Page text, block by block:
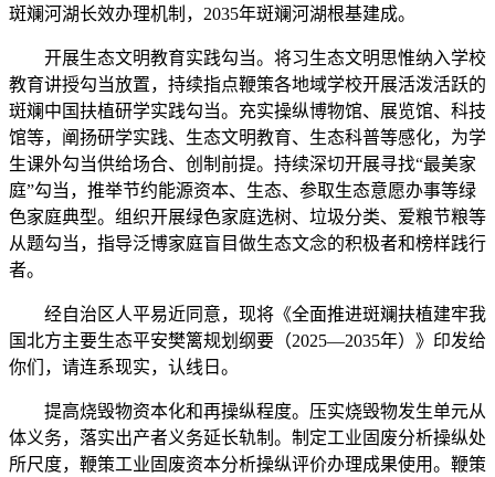
斑斓河湖长效办理机制，2035年斑斓河湖根基建成。
开展生态文明教育实践勾当。将习生态文明思惟纳入学校
教育讲授勾当放置，持续指点鞭策各地域学校开展活泼活跃的
斑斓中国扶植研学实践勾当。充实操纵博物馆、展览馆、科技
馆等，阐扬研学实践、生态文明教育、生态科普等感化，为学
生课外勾当供给场合、创制前提。持续深切开展寻找“最美家
庭”勾当，推举节约能源资本、生态、参取生态意愿办事等绿
色家庭典型。组织开展绿色家庭选树、垃圾分类、爱粮节粮等
从题勾当，指导泛博家庭盲目做生态文念的积极者和榜样践行
者。
经自治区人平易近同意，现将《全面推进斑斓扶植建牢我
国北方主要生态平安樊篱规划纲要（2025—2035年）》印发给
你们，请连系现实，认线日。
提高烧毁物资本化和再操纵程度。压实烧毁物发生单元从
体义务，落实出产者义务延长轨制。制定工业固废分析操纵处
所尺度，鞭策工业固废资本分析操纵评价办理成果使用。鞭策